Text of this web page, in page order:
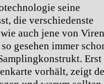
seine
die verschiedenste
auch jene von
gesehen immer
Erst
vorhält, zeigt